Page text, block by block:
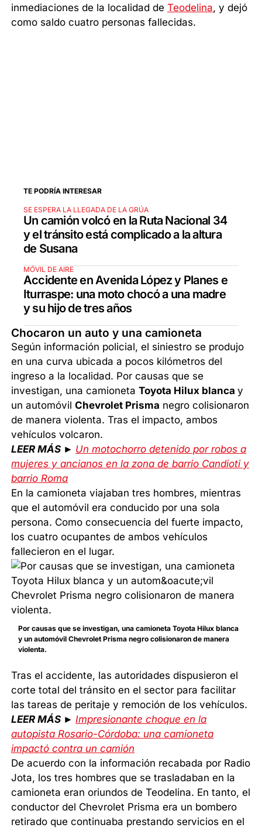
inmediaciones de la localidad deTeodelina, y dejó
como saldo cuatro personas fallecidas.
TE PODRÍA INTERESAR
SE ESPERA LA LLEGADA DE LA GRÚA
Un camión volcó en la Ruta Nacional 34
y el tránsito está complicado a la altura
de Susana
MÓVIL DE AIRE
Accidente en Avenida López y Planes e
Iturraspe: una moto chocó a una madre
y su hijo de tres años
Chocaron un auto y una camioneta
Según información policial, el siniestro se produjo
en una curva ubicada a pocos kilómetros del
ingreso a la localidad. Por causas que se
investigan, una camionetaToyota Hilux blancay
un automóvilChevrolet Prisma negro colisionaron
de manera violenta. Tras el impacto, ambos
vehículos volcaron.
LEER MÁS ► Un motochorro detenido por robos a
mujeres y ancianos en la zona de barrio Candioti y
barrio Roma
En la camioneta viajaban tres hombres, mientras
que el automóvil era conducido por una sola
persona. Como consecuencia del fuerte impacto,
los cuatro ocupantes de ambos vehículos
fallecieron en el lugar.
Por causas que se investigan, una camioneta Toyota Hilux blanca
y un automóvil Chevrolet Prisma negro colisionaron de manera
violenta.
Tras el accidente, las autoridades dispusieron el
corte total del tránsito en el sector para facilitar
las tareas de peritaje y remoción de los vehículos.
LEER MÁS ►Impresionante choque en la
autopista Rosario-Córdoba: una camioneta
impactó contra un camión
De acuerdo con la información recabada por Radio
Jota, los tres hombres que se trasladaban en la
camioneta eran oriundos de Teodelina. En tanto, el
conductor del Chevrolet Prisma era un bombero
retirado que continuaba prestando servicios en el